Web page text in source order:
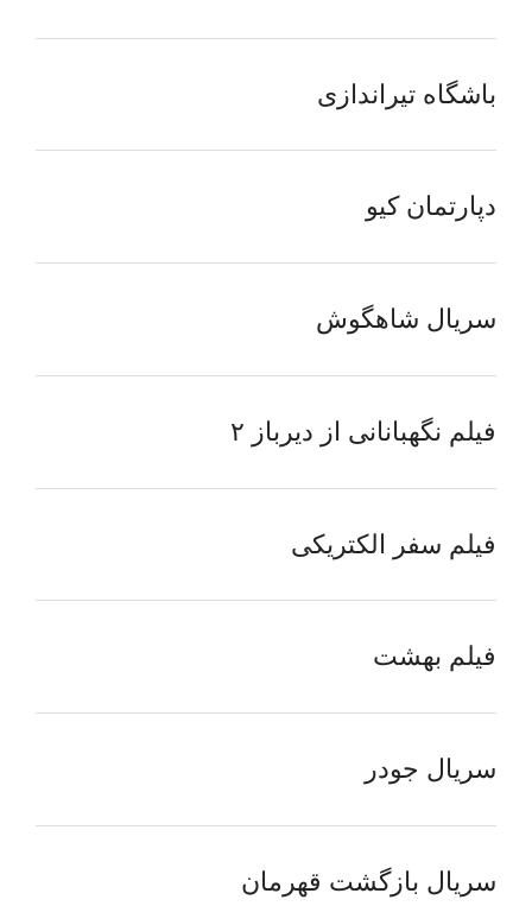
باشگاه تیراندازی
دپارتمان کیو
سریال شاهگوش
فیلم نگهبانانی از دیرباز ۲
فیلم سفر الکتریکی
فیلم بهشت
سریال جودر
سریال بازگشت قهرمان